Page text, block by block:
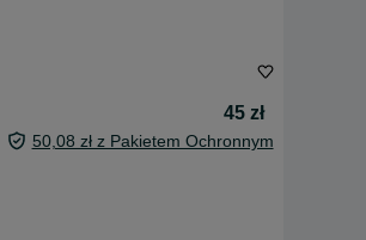
45 zł
50,08 zł z Pakietem Ochronnym